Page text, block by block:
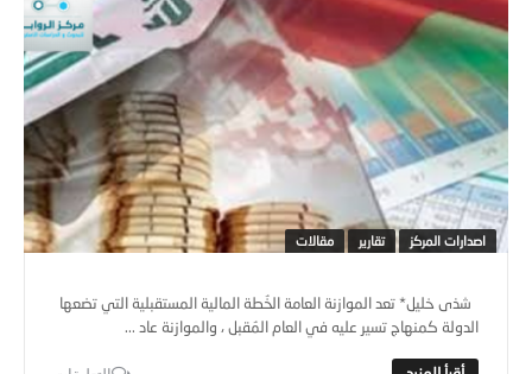
اصدارات المركز تقارير مقالات
شذى خليل* تعد الموازنة العامة الخُطة المالية المستقبلية التي تضعها
الدولة كمنهاج تسير عليه في العام المُقبل ، والموازنة عاد ...